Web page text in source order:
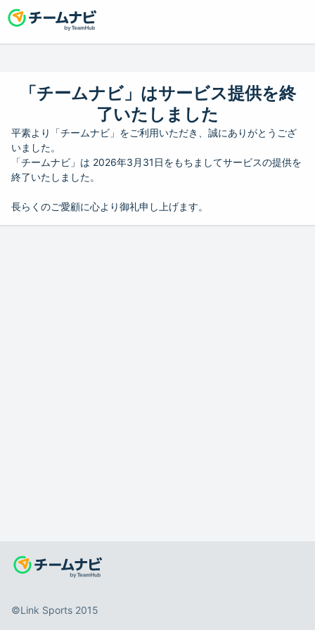
「チームナビ」はサービス提供を終
了いたしました
平素より「チームナビ」をご利用いただき、誠にありがとうござ
いました。
「チームナビ」は 2026年3月31日をもちましてサービスの提供を
終了いたしました。
長らくのご愛顧に心より御礼申し上げます。
©️Link Sports 2015